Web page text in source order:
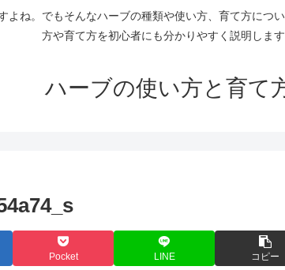
ね。でもそんなハーブの種類や使い方、育て方に
方や育て方を初心者にも分かりやすく説明します
ハーブの使い方と育て
Pocket LINE コピー